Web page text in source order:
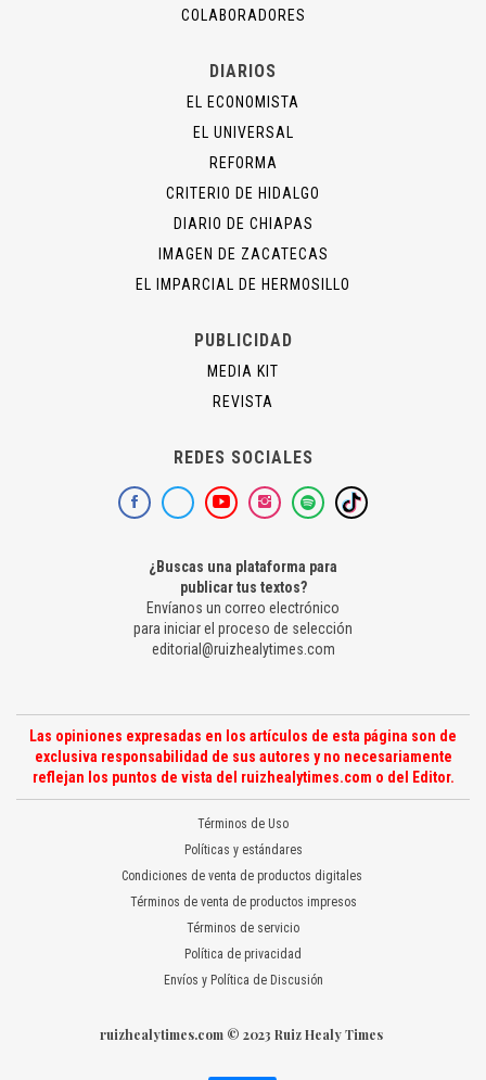
COLABORADORES
DIARIOS
EL ECONOMISTA
EL UNIVERSAL
REFORMA
CRITERIO DE HIDALGO
DIARIO DE CHIAPAS
IMAGEN DE ZACATECAS
EL IMPARCIAL DE HERMOSILLO
PUBLICIDAD
MEDIA KIT
REVISTA
REDES SOCIALES
¿Buscas una plataforma para
publicar tus textos?
Envíanos un correo electrónico
para iniciar el proceso de selección
editorial@ruizhealytimes.com
Las opiniones expresadas en los artículos de esta página son de
exclusiva responsabilidad de sus autores y no necesariamente
reflejan los puntos de vista del ruizhealytimes.com o del Editor.
Términos de Uso
Políticas y estándares
Condiciones de venta de productos digitales
Términos de venta de productos impresos
Términos de servicio
Política de privacidad
Envíos y Política de Discusión
ruizhealytimes.com © 2023 Ruiz Healy Times